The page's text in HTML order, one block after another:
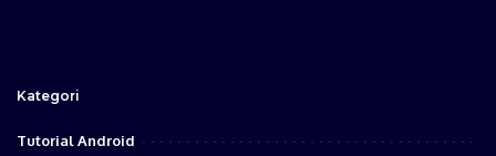
Kategori
Tutorial Android